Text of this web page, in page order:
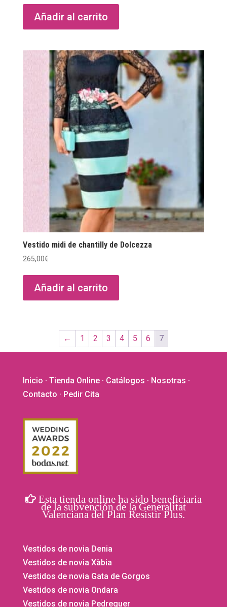
Añadir al carrito
Vestido midi de chantilly de Dolcezza
265,00€
Añadir al carrito
← 1 2 3 4 5 6 7
Inicio · Tienda Online· Catálogos · Nosotras ·
Contacto · Pedir Cita
Esta tienda online ha sido beneficiaria
de la subvención de la Generalitat
Valenciana del Plan Resistir Plus.
Vestidos de novia Denia
Vestidos de novia Xàbia
Vestidos de novia Gata de Gorgos
Vestidos de novia Ondara
Vestidos de novia Pedreguer